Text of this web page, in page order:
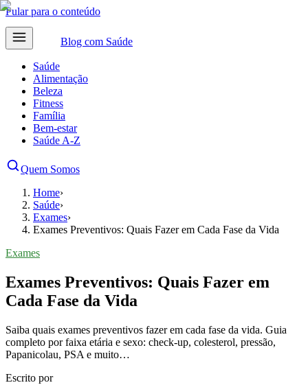
Pular para o conteúdo
Blog com Saúde
Saúde
Alimentação
Beleza
Fitness
Família
Bem-estar
Saúde A-Z
Quem Somos
Home›
Saúde›
Exames›
Exames Preventivos: Quais Fazer em Cada Fase da Vida
Exames
Exames Preventivos: Quais Fazer em
Cada Fase da Vida
Saiba quais exames preventivos fazer em cada fase da vida. Guia
completo por faixa etária e sexo: check-up, colesterol, pressão,
Papanicolau, PSA e muito…
Escrito por